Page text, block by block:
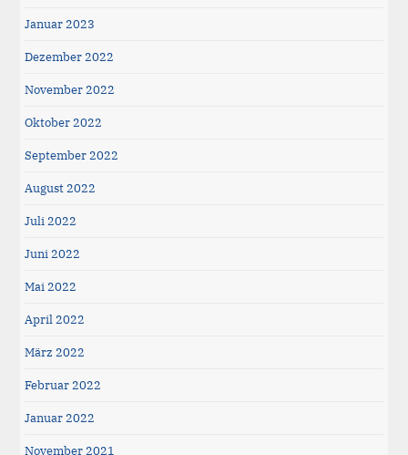
Januar 2023
Dezember 2022
November 2022
Oktober 2022
September 2022
August 2022
Juli 2022
Juni 2022
Mai 2022
April 2022
März 2022
Februar 2022
Januar 2022
November 2021